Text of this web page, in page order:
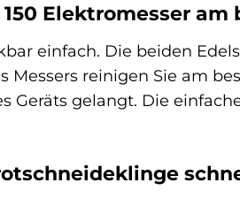
Elektromesser am
einfach. Die beiden
Messers reinigen Sie am
Geräts gelangt. Die